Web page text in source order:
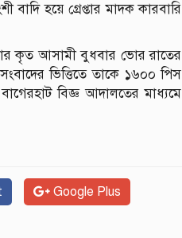
হয়ে গ্রেপ্তার মাদক কারবারি
কৃত আসামী বুধবার ভোর রাতের
ভিত্তিতে তাকে ১৬০০ পিস
বিজ্ঞ আদালতের মাধ্যমে
Google Plus